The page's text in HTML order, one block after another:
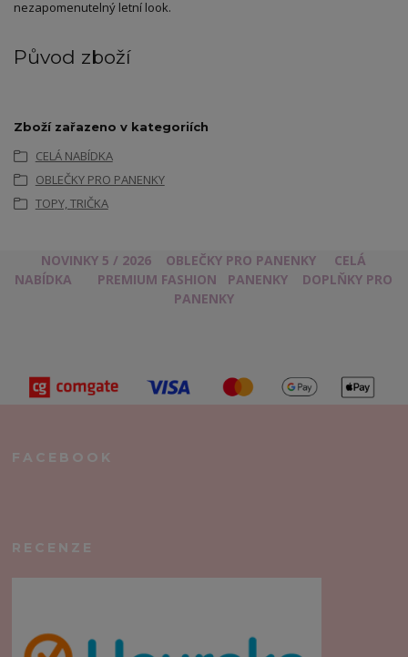
nezapomenutelný letní look.
Původ zboží
Zboží zařazeno v kategoriích
CELÁ NABÍDKA
OBLEČKY PRO PANENKY
TOPY, TRIČKA
NOVINKY 5 / 2026 OBLEČKY PRO PANENKY
CELÁ
NABÍDKA
PREMIUM FASHION PANENKY
DOPLŇKY PRO
PANENKY
FACEBOOK
RECENZE